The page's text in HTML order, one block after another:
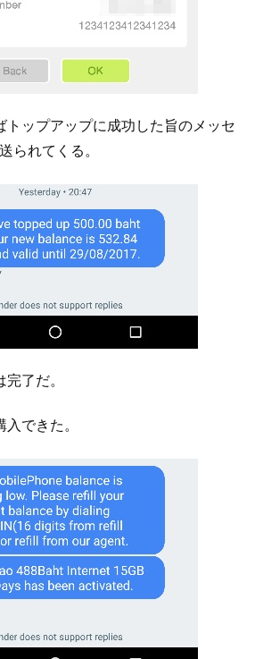
トップアップに成功した旨のメッセ
られてくる。
了だ。
できた。